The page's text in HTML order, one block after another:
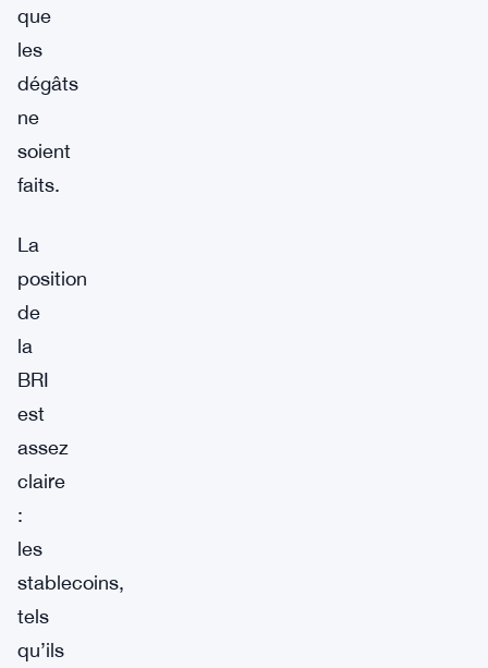
que
les
dégâts
ne
soient
faits.
La
position
de
la
BRI
est
assez
claire
:
les
stablecoins,
tels
qu’ils